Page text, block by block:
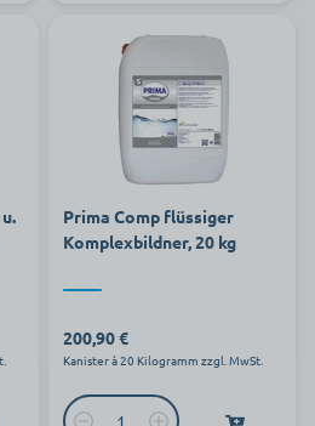
Prima Comp flüssiger
Komplexbildner, 20 kg
200,90 €
Kanister à 20 Kilogramm zzgl. MwSt.